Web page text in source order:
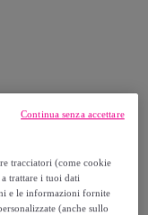
- 2200
Style
tracciatori (come cookie
trattare i tuoi dati
e le informazioni fornite
(anche sullo
Continua senza accettare